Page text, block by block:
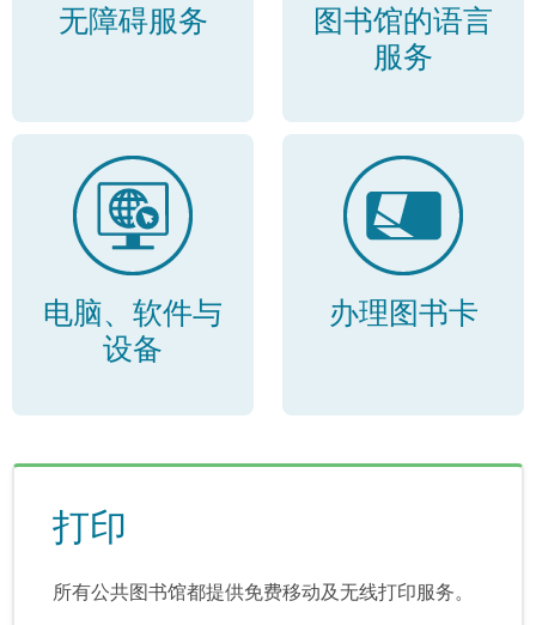
无障碍服务
图书馆的语言
服务
电脑、软件与
设备
办理图书卡
打印
所有公共图书馆都提供免费移动及无线打印服务。